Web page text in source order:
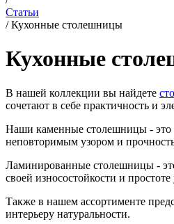
Статьи
/Кухонные столешницы
Кухонные
В нашей коллекции вы найдете
сочетают в себе практичность и
Наши каменные столешницы - это
неповторимым узором и
Ламинированные столешницы -
своей износостойкости и
Также в нашем ассортименте
интерьеру натуральности.